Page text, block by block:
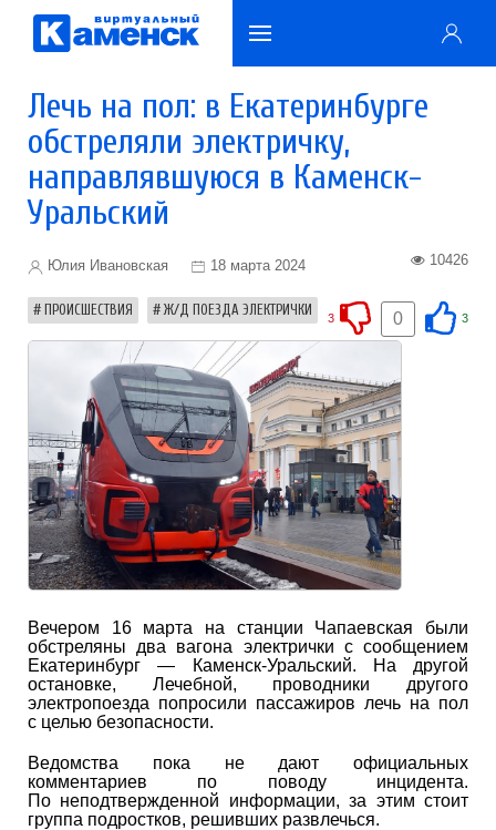
Лечь на пол: в Екатеринбурге
обстреляли электричку,
направлявшуюся в Каменск-
Уральский
Юлия Ивановская 18 марта 2024 10426
ПРОИСШЕСТВИЯ Ж/Д ПОЕЗДА ЭЛЕКТРИЧКИ 3
0
3
Вечером 16 марта на станции Чапаевская были
обстреляны два вагона электрички с сообщением
Екатеринбург — Каменск-Уральский. На другой
остановке, Лечебной, проводники другого
электропоезда попросили пассажиров лечь на пол
с целью безопасности.
Ведомства пока не дают официальных
комментариев по поводу инцидента.
По неподтвержденной информации, за этим стоит
группа подростков, решивших развлечься.